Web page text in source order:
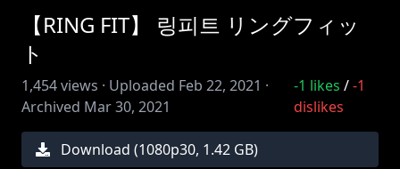
【RING FIT】 링피트 リングフィッ
ト
1,454views · Uploaded Feb 22, 2021 ·
Archived Mar 30, 2021
-1 likes /-1
dislikes
Download (1080p30, 1.42 GB)